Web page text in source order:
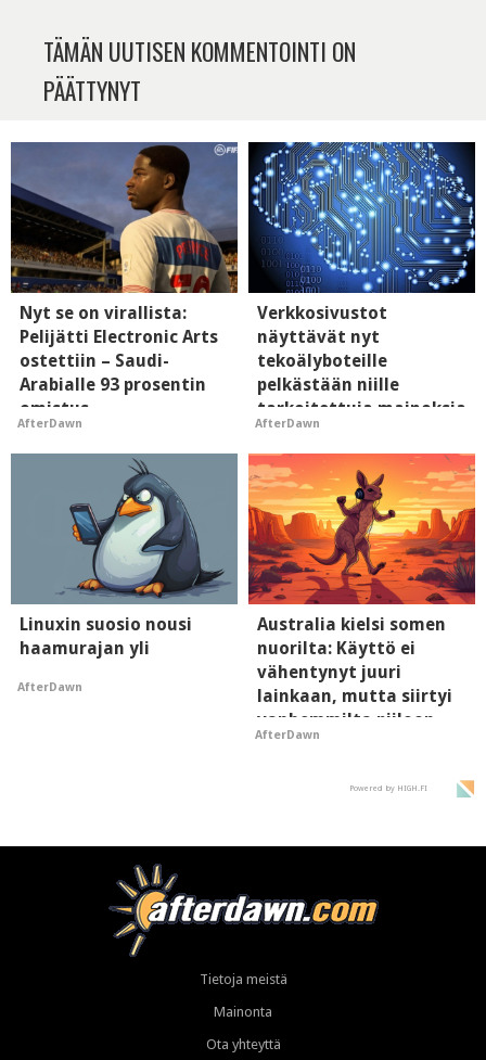
TÄMÄN UUTISEN KOMMENTOINTI ON
PÄÄTTYNYT
Nyt se on virallista:
Pelijätti Electronic Arts
ostettiin – Saudi-
Arabialle 93 prosentin
omistus
AfterDawn
Verkkosivustot
näyttävät nyt
tekoälyboteille
pelkästään niille
tarkoitettuja mainoksia
- vaikuttaa tekoälyn
mielikuvaan brändistä
AfterDawn
Linuxin suosio nousi
haamurajan yli
AfterDawn
Australia kielsi somen
nuorilta: Käyttö ei
vähentynyt juuri
lainkaan, mutta siirtyi
vanhemmilta piiloon
AfterDawn
Powered by HIGH.FI
Tietoja meistä
Mainonta
Ota yhteyttä